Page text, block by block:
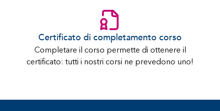
Certificato di completamento corso
Completare il corso permette di ottenere il
certificato: tutti i nostri corsi ne prevedono uno!